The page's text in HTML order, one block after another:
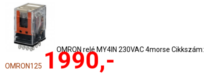
OMRON relé MY4IN 230VAC 4morse Cikkszám:
OMRON125 1990,-